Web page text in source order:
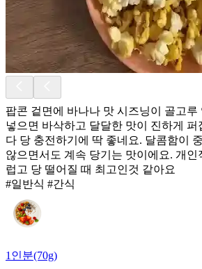
팝콘 겉면에 바나나 맛 시즈닝이 골고루
넣으면 바삭하고 달달한 맛이 진하게 퍼
다 당 충전하기에 딱 좋네요. 달콤함이
않으면서도 계속 당기는 맛이에요. 개
럽고 당 떨어질 때 최고인것 같아요
#일반식 #간식
1인분(70g)